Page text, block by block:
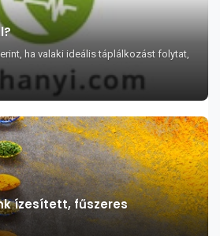
ha valaki ideális táplálkozást folytat,
ízesített, fűszeres